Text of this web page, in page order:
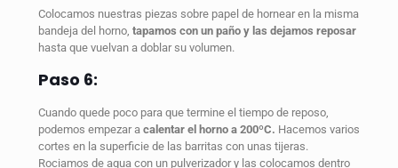
Colocamos nuestras piezas sobre papel de hornear en la misma
bandeja del horno, tapamos con un paño y las dejamos reposar
hasta que vuelvan a doblar su volumen.
Paso 6:
Cuando quede poco para que termine el tiempo de reposo,
podemos empezar a calentar el horno a 200ºC. Hacemos varios
cortes en la superficie de las barritas con unas tijeras.
Rociamos de agua con un pulverizador y las colocamos dentro